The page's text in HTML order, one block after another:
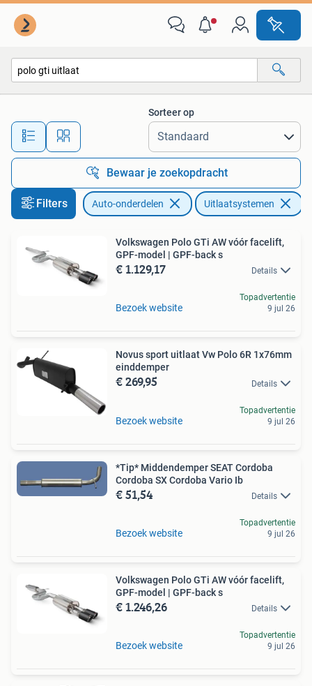
Alle afstanden…
Sorteer op
Bewaar je zoekopdracht
Filters Auto-onderdelen Uitlaatsystemen
Volkswagen Polo GTi AW vóór facelift,
GPF-model | GPF-back s
€ 1.129,17 Details
Bezoek website
Topadvertentie
9 jul 26
Novus sport uitlaat Vw Polo 6R 1x76mm
einddemper
€ 269,95 Details
Bezoek website
Topadvertentie
9 jul 26
*Tip* Middendemper SEAT Cordoba
Cordoba SX Cordoba Vario Ib
€ 51,54 Details
Bezoek website
Topadvertentie
9 jul 26
Volkswagen Polo GTi AW vóór facelift,
GPF-model | GPF-back s
€ 1.246,26 Details
Bezoek website
Topadvertentie
9 jul 26